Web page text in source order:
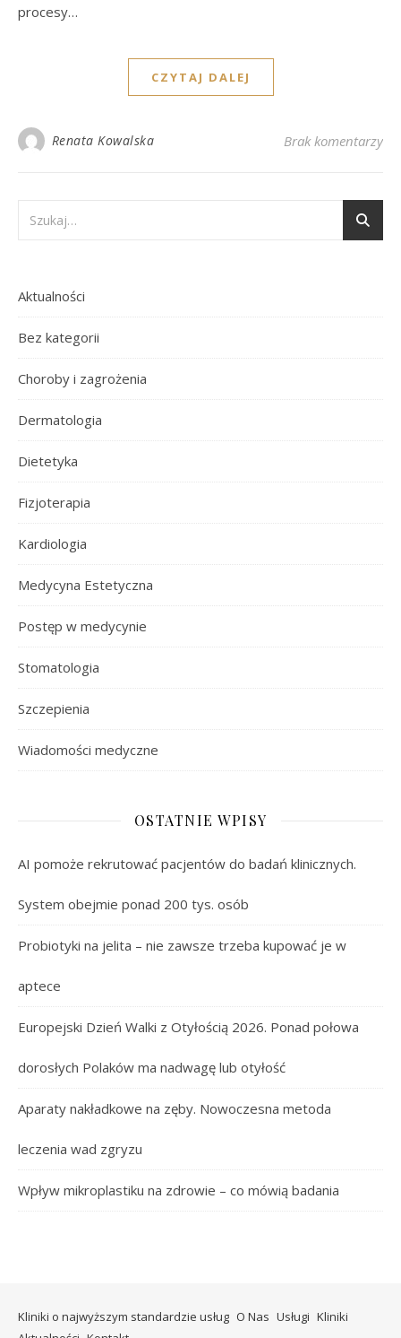
procesy…
CZYTAJ DALEJ
Renata Kowalska Brak komentarzy
Aktualności
Bez kategorii
Choroby i zagrożenia
Dermatologia
Dietetyka
Fizjoterapia
Kardiologia
Medycyna Estetyczna
Postęp w medycynie
Stomatologia
Szczepienia
Wiadomości medyczne
OSTATNIE WPISY
AI pomoże rekrutować pacjentów do badań klinicznych.
System obejmie ponad 200 tys. osób
Probiotyki na jelita – nie zawsze trzeba kupować je w
aptece
Europejski Dzień Walki z Otyłością 2026. Ponad połowa
dorosłych Polaków ma nadwagę lub otyłość
Aparaty nakładkowe na zęby. Nowoczesna metoda
leczenia wad zgryzu
Wpływ mikroplastiku na zdrowie – co mówią badania
Kliniki o najwyższym standardzie usług O Nas Usługi Kliniki